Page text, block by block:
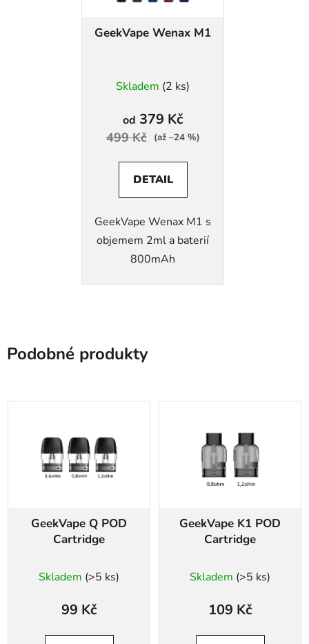
GeekVape Wenax M1
Skladem (2 ks)
od 379 Kč
499 Kč (až –24 %)
DETAIL
GeekVape Wenax M1 s
objemem 2ml a baterií
800mAh
Podobné produkty
GeekVape Q POD
Cartridge
Skladem (>5 ks)
99 Kč
GeekVape K1 POD
Cartridge
Skladem (>5 ks)
109 Kč